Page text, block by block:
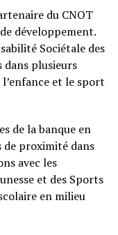
du CNOT
développement.
Sociétale des
dans plusieurs
et le sport
de la banque en
de proximité dans
avec les
et des Sports
en milieu